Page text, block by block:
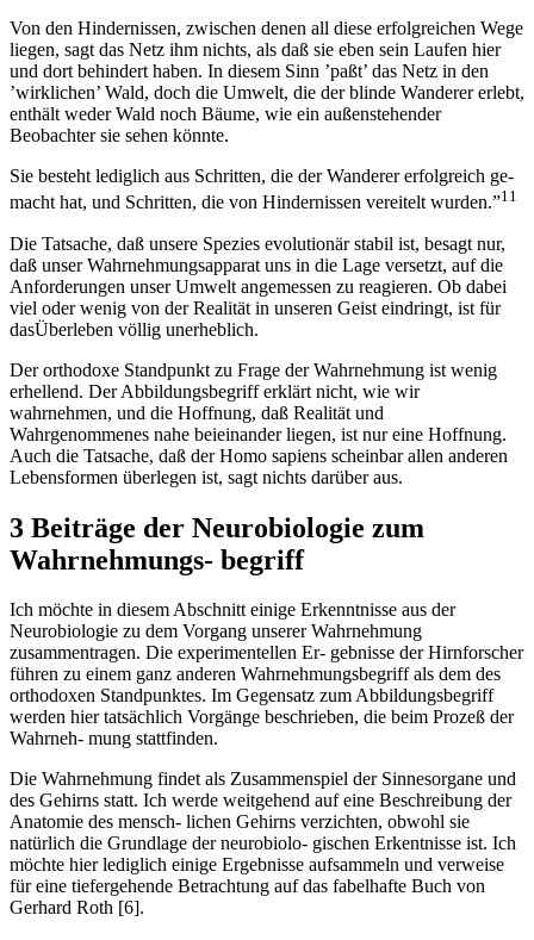
Von den Hindernissen, zwischen denen all diese erfolgreichen Wege
liegen, sagt das Netz ihm nichts, als daß sie eben sein Laufen hier
und dort behindert haben. In diesem Sinn ’paßt’ das Netz in den
’wirklichen’ Wald, doch die Umwelt, die der blinde Wanderer erlebt,
enthält weder Wald noch Bäume, wie ein außenstehender
Beobachter sie sehen könnte.
Sie besteht lediglich aus Schritten, die der Wanderer erfolgreich ge-
macht hat, und Schritten, die von Hindernissen vereitelt wurden.”11
Die Tatsache, daß unsere Spezies evolutionär stabil ist, besagt nur,
daß unser Wahrnehmungsapparat uns in die Lage versetzt, auf die
Anforderungen unser Umwelt angemessen zu reagieren. Ob dabei
viel oder wenig von der Realität in unseren Geist eindringt, ist für
dasÜberleben völlig unerheblich.
Der orthodoxe Standpunkt zu Frage der Wahrnehmung ist wenig
erhellend. Der Abbildungsbegriff erklärt nicht, wie wir
wahrnehmen, und die Hoffnung, daß Realität und
Wahrgenommenes nahe beieinander liegen, ist nur eine Hoffnung.
Auch die Tatsache, daß der Homo sapiens scheinbar allen anderen
Lebensformen überlegen ist, sagt nichts darüber aus.
3 Beiträge der Neurobiologie zum
Wahrnehmungs- begriff
Ich möchte in diesem Abschnitt einige Erkenntnisse aus der
Neurobiologie zu dem Vorgang unserer Wahrnehmung
zusammentragen. Die experimentellen Er- gebnisse der Hirnforscher
führen zu einem ganz anderen Wahrnehmungsbegriff als dem des
orthodoxen Standpunktes. Im Gegensatz zum Abbildungsbegriff
werden hier tatsächlich Vorgänge beschrieben, die beim Prozeß der
Wahrneh- mung stattfinden.
Die Wahrnehmung findet als Zusammenspiel der Sinnesorgane und
des Gehirns statt. Ich werde weitgehend auf eine Beschreibung der
Anatomie des mensch- lichen Gehirns verzichten, obwohl sie
natürlich die Grundlage der neurobiolo- gischen Erkentnisse ist. Ich
möchte hier lediglich einige Ergebnisse aufsammeln und verweise
für eine tiefergehende Betrachtung auf das fabelhafte Buch von
Gerhard Roth [6].